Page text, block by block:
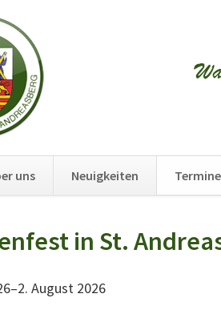
uns Neuigkeiten Termine
in St.
August 2026